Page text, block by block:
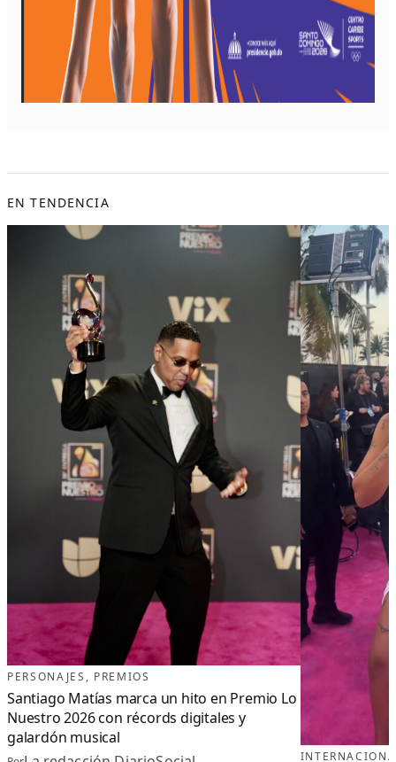
EN TENDENCIA
PERSONAJES , PREMIOS
Santiago Matías marca un hito en Premio Lo
Nuestro 2026 con récords digitales y
galardón musical